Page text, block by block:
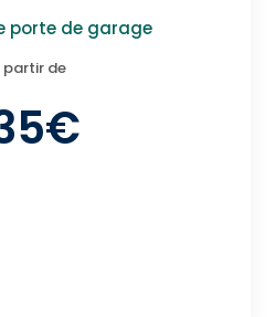
porte de garage
partir de